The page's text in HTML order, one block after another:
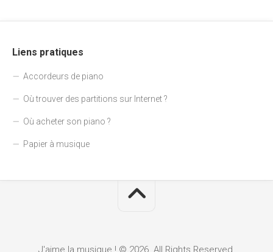
Liens pratiques
Accordeurs de piano
Où trouver des partitions sur Internet ?
Où acheter son piano ?
Papier à musique